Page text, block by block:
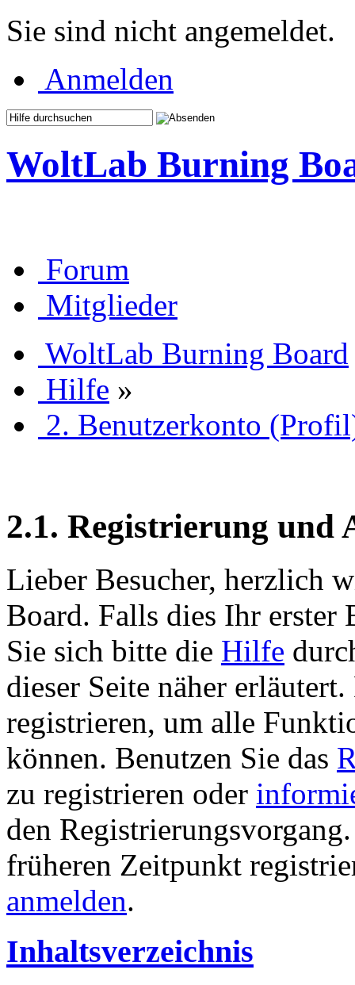
Sie sind nicht angemeldet.
Anmelden
WoltLab Burning
Forum
Mitglieder
WoltLab Burning Board
Hilfe »
2. Benutzerkonto
2.1. Registrierung und
Lieber Besucher, herzlich
Board. Falls dies Ihr erster
Sie sich bitte die Hilfe
dieser Seite näher
registrieren, um alle
können. Benutzen Sie das
zu registrieren oder
den
früheren Zeitpunkt
anmelden.
Inhaltsverzeichnis